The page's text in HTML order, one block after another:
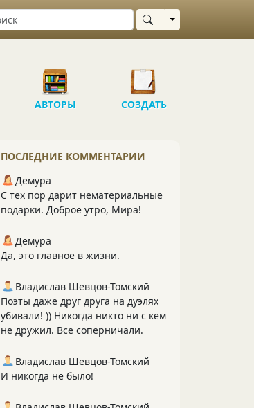
Выбрать область
АВТОРЫ СОЗДАТЬ
ПОСЛЕДНИЕ КОММЕНТАРИИ
Демура
С тех пор дарит нематериальные
подарки. Доброе утро, Мира!
Демура
Да, это главное в жизни.
Владислав Шевцов-Томский
Поэты даже друг друга на дуэлях
убивали! )) Никогда никто ни с кем
не дружил. Все соперничали.
Владислав Шевцов-Томский
И никогда не было!